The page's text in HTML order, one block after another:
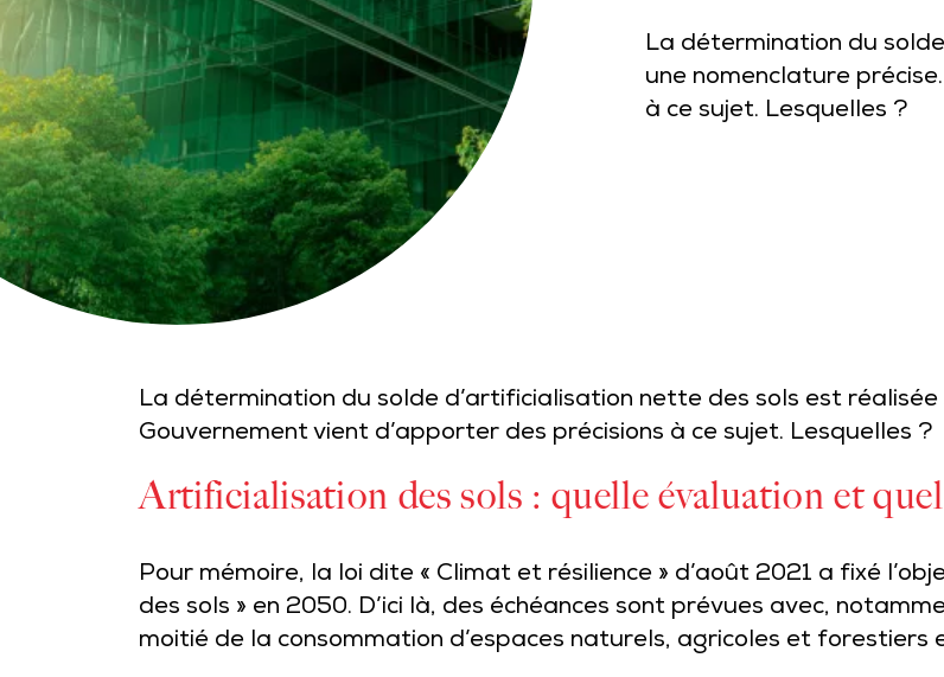
La détermination du
une nomenclature
à ce sujet. Lesquelles ?
La détermination du solde d’artificialisation nette des sols est
Gouvernement vient d’apporter des précisions à ce sujet. Lesquelles ?
Artificialisation des sols : quelle évaluation et
Pour mémoire, la loi dite « Climat et résilience » d’août 2021 a fixé
des sols » en 2050. D’ici là, des échéances sont prévues avec,
moitié de la consommation d’espaces naturels, agricoles et forestiers